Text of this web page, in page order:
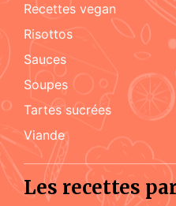
recettes vegan
risottos
sauces
soupes
tartes sucrées
viande
Les recettes